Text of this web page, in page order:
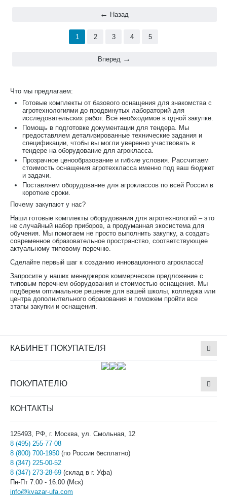
Назад
1 2 3 4 5
Вперед
Что мы предлагаем:
Готовые комплекты от базового оснащения для знакомства с
агротехнологиями до продвинутых лабораторий для
исследовательских работ. Всё необходимое в одной закупке.
Помощь в подготовке документации для тендера. Мы
предоставляем детализированные технические задания и
спецификации, чтобы вы могли уверенно участвовать в
тендере на оборудование для агрокласса.
Прозрачное ценообразование и гибкие условия. Рассчитаем
стоимость оснащения агротехкласса именно под ваш бюджет
и задачи.
Поставляем оборудование для агроклассов по всей России в
короткие сроки.
Почему закупают у нас?
Наши готовые комплекты оборудования для агротехнологий – это
не случайный набор приборов, а продуманная экосистема для
обучения. Мы помогаем не просто выполнить закупку, а создать
современное образовательное пространство, соответствующее
актуальному типовому перечню.
Сделайте первый шаг к созданию инновационного агрокласса!
Запросите у наших менеджеров коммерческое предложение с
типовым перечнем оборудования и стоимостью оснащения. Мы
подберем оптимальное решение для вашей школы, колледжа или
центра дополнительного образования и поможем пройти все
этапы закупки и оснащения.
КАБИНЕТ ПОКУПАТЕЛЯ
ПОКУПАТЕЛЮ
КОНТАКТЫ
125493, РФ, г. Москва, ул. Смольная, 12
8 (495) 255-77-08
8 (800) 700-1950 (по России бесплатно)
8 (347) 225-00-52
8 (347) 273-28-69 (склад в г. Уфа)
Пн-Пт 7.00 - 16.00 (Мск)
info@kvazar-ufa.com